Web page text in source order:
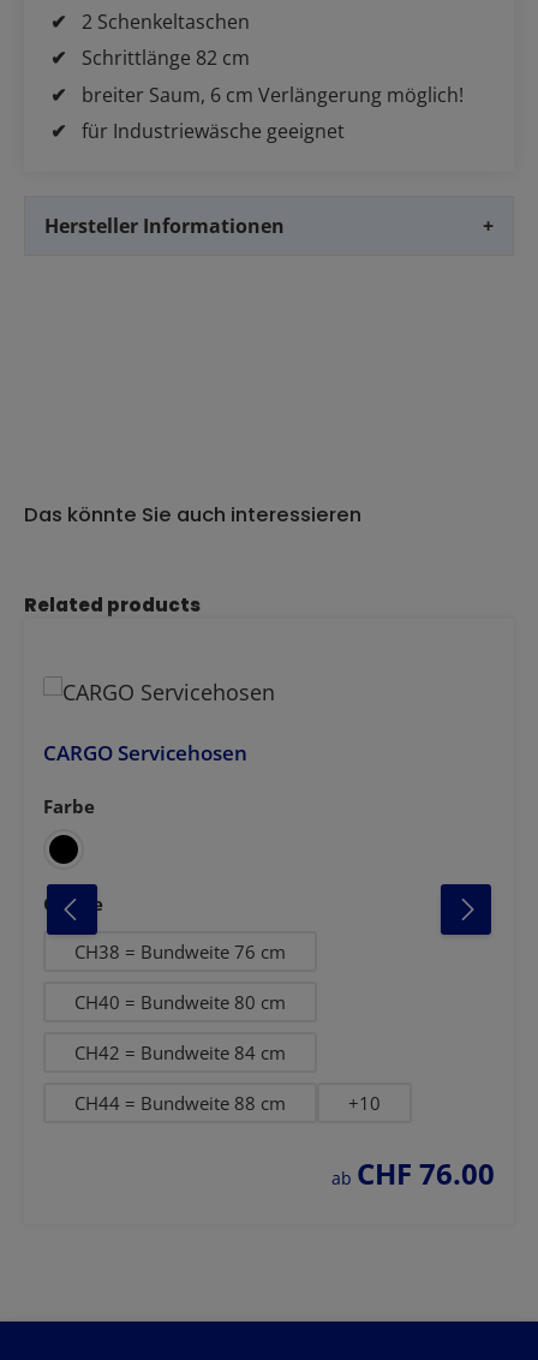
2 Schenkeltaschen
Schrittlänge 82 cm
breiter Saum, 6 cm Verlängerung möglich!
für Industriewäsche geeignet
Hersteller Informationen +
Das könnte Sie auch interessieren
Produktgalerie überspringen
Related products
CARGO Servicehosen
Farbe
auswählen
Grösse
CH38 = Bundweite 76 cm
CH40 = Bundweite 80 cm
CH42 = Bundweite 84 cm
CH44 = Bundweite 88 cm +10
regulärer preis:
ab CHF 76.00